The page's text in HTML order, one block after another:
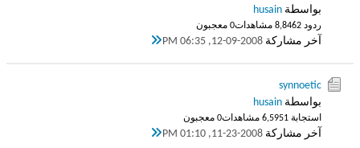
بواسطة husain
ردود 2 8,846 مشاهدات 0 معجبون
آخر مشاركة 12-09-2008, 06:35 PM
synnoetic
بواسطة husain
استجابة 1 6,595 مشاهدات 0 معجبون
آخر مشاركة 11-23-2008, 01:10 PM